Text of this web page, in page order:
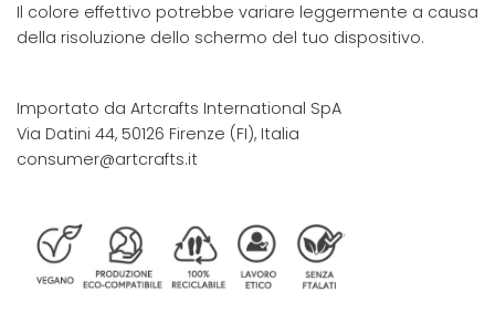
Il colore effettivo potrebbe variare leggermente a causa
della risoluzione dello schermo del tuo dispositivo.
Importato da Artcrafts International SpA
Via Datini 44, 50126 Firenze (FI), Italia
consumer@artcrafts.it